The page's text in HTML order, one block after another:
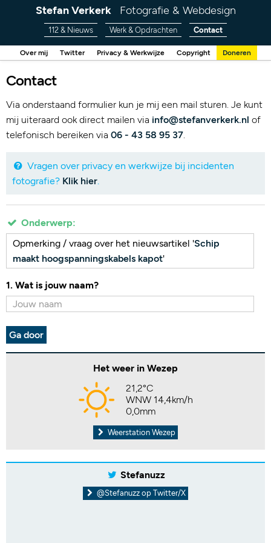
Stefan Verkerk Fotografie & Webdesign
112 & Nieuws Werk & Opdrachten Contact
Over mij Twitter Privacy & Werkwijze Copyright Doneren
Contact
Via onderstaand formulier kun je mij een mail sturen. Je kunt
mij uiteraard ook direct mailen via info@stefanverkerk.nl of
telefonisch bereiken via 06 - 43 58 95 37.
Vragen over privacy en werkwijze bij incidenten
fotografie? Klik hier.
Onderwerp:
Opmerking / vraag over het nieuwsartikel 'Schip
maakt hoogspanningskabels kapot'
1. Wat is jouw naam?
Ga door
Het weer in Wezep
21,2°C
WNW 14,4km/h
0,0mm
Weerstation Wezep
Stefanuzz
@Stefanuzz op Twitter/X